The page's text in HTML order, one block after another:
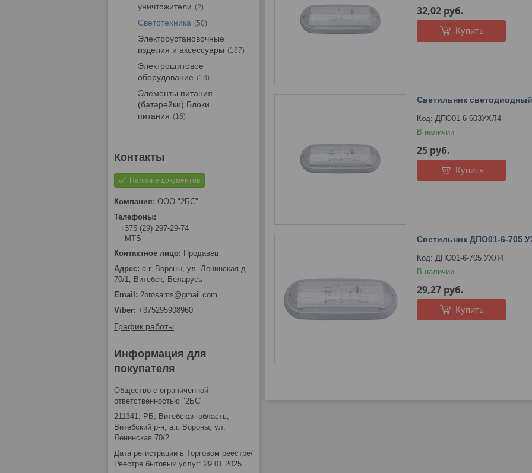
32,02 руб.
Купить
Светильник
ДПО01-6-603УХЛ4
В наличии
25 руб.
Купить
Светильник ДПО01-6-705
ДПО01-6-705 УХЛ4
В наличии
29,27 руб.
Купить
уничтожители
2
Светотехника 50
Электроустановочные
изделия и аксессуары
187
Электрощитовое
оборудование
13
Элементы питания
(батарейки) Блоки
питания
16
Наличие документов
ООО "2БС"
+375 (29) 297-29-74
MTS
Продавец
а.г. Вороны, ул. Ленинская д.
70/1, Витебск, Беларусь
2brosams@gmail.com
+375295908960
График работы
Информация для
покупателя
Общество с ограниченной
ответственностью "2БС"
211341, РБ, Витебская область,
Витебский р-н, а.г. Вороны, ул.
Ленинская 70/2
Дата регистрации в Торговом реестре/
Реестре бытовых услуг: 29.01.2025